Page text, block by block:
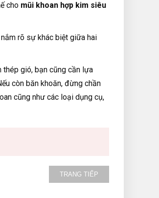
cho mũi khoan hợp kim siêu
rõ sự khác biệt giữa hai
thép gió, bạn cũng cần lựa
còn băn khoăn, đừng chần
cũng như các loại dụng cụ,
TRANG TIẾP